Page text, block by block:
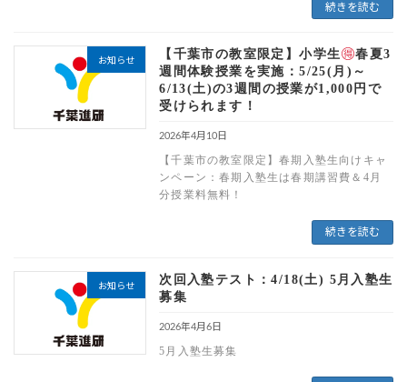
続きを読む
お知らせ 【千葉市の教室限定】小学生
春夏3
週間体験授業を実施：5/25(月)～
6/13(土)の3週間の授業が1,000円で
受けられます！
2026年4月10日
【千葉市の教室限定】春期入塾生向けキャ
ンペーン：春期入塾生は春期講習費＆4月
分授業料無料！
続きを読む
お知らせ
次回入塾テスト：4/18(土) 5月入塾生
募集
2026年4月6日
5月入塾生募集